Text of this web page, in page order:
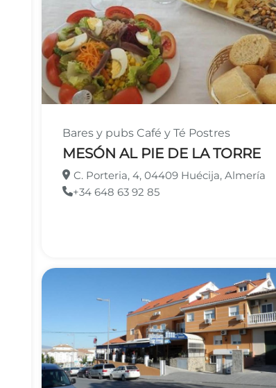
Bares y pubs Café y Té Postres
MESÓN AL PIE DE LA TORRE
C. Porteria, 4, 04409 Huécija, Almería
+34 648 63 92 85